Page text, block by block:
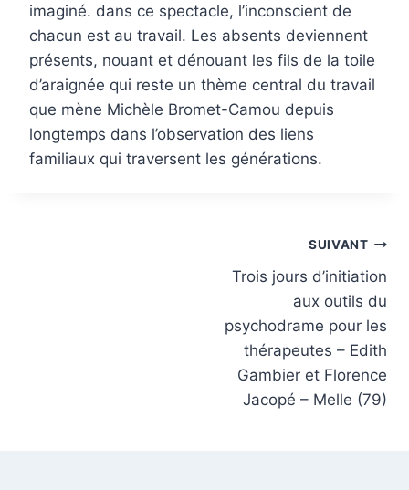
imaginé. dans ce spectacle, l’inconscient de
chacun est au travail. Les absents deviennent
présents, nouant et dénouant les fils de la toile
d’araignée qui reste un thème central du travail
que mène Michèle Bromet-Camou depuis
longtemps dans l’observation des liens
familiaux qui traversent les générations.
SUIVANT
Trois jours d’initiation
aux outils du
psychodrame pour les
thérapeutes – Edith
Gambier et Florence
Jacopé – Melle (79)